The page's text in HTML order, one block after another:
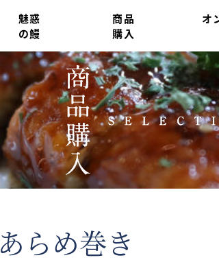
魅惑
の鰻
商品
購入
オ
あらめ巻き